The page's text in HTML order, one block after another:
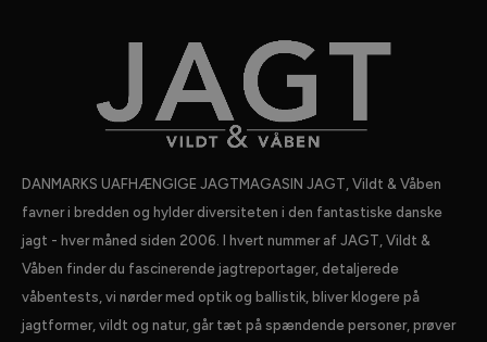
DANMARKS UAFHÆNGIGE JAGTMAGASIN JAGT, Vildt & Våben
favner i bredden og hylder diversiteten i den fantastiske danske
jagt - hver måned siden 2006. I hvert nummer af JAGT, Vildt &
Våben finder du fascinerende jagtreportager, detaljerede
våbentests, vi nørder med optik og ballistik, bliver klogere på
jagtformer, vildt og natur, går tæt på spændende personer, prøver